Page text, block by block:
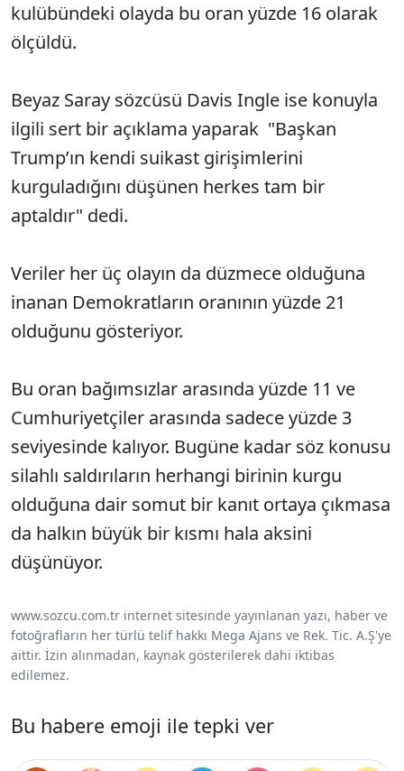
kulübündeki olayda bu oran yüzde 16 olarak
ölçüldü.
Beyaz Saray sözcüsü Davis Ingle ise konuyla
ilgili sert bir açıklama yaparak "Başkan
Trump’ın kendi suikast girişimlerini
kurguladığını düşünen herkes tam bir
aptaldır" dedi.
Veriler her üç olayın da düzmece olduğuna
inanan Demokratların oranının yüzde 21
olduğunu gösteriyor.
Bu oran bağımsızlar arasında yüzde 11 ve
Cumhuriyetçiler arasında sadece yüzde 3
seviyesinde kalıyor. Bugüne kadar söz konusu
silahlı saldırıların herhangi birinin kurgu
olduğuna dair somut bir kanıt ortaya çıkmasa
da halkın büyük bir kısmı hala aksini
düşünüyor.
www.sozcu.com.tr internet sitesinde yayınlanan yazı, haber ve
fotoğrafların her türlü telif hakkı Mega Ajans ve Rek. Tic. A.Ş'ye
aittir. İzin alınmadan, kaynak gösterilerek dahi iktibas
edilemez.
Bu habere emoji ile tepki ver